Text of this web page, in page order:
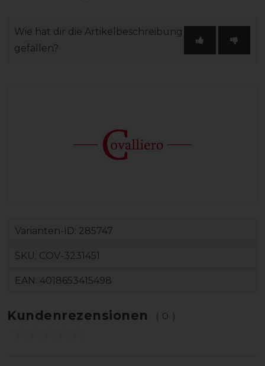
Wie hat dir die Artikelbeschreibung
gefallen?
Varianten-ID: 285747
SKU: COV-3231451
EAN: 4018653415498
Kundenrezensionen (0)